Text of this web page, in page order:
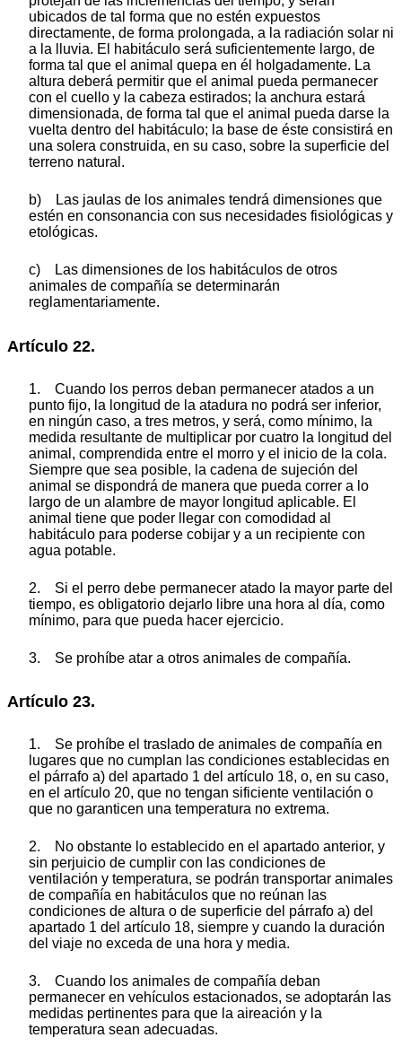
ubicados de tal forma que no estén expuestos
directamente, de forma prolongada, a la radiación solar ni
a la lluvia. El habitáculo será suficientemente largo, de
forma tal que el animal quepa en él holgadamente. La
altura deberá permitir que el animal pueda permanecer
con el cuello y la cabeza estirados; la anchura estará
dimensionada, de forma tal que el animal pueda darse la
vuelta dentro del habitáculo; la base de éste consistirá en
una solera construida, en su caso, sobre la superficie del
terreno natural.
b) Las jaulas de los animales tendrá dimensiones que
estén en consonancia con sus necesidades fisiológicas y
etológicas.
c) Las dimensiones de los habitáculos de otros
animales de compañía se determinarán
reglamentariamente.
Artículo 22.
1. Cuando los perros deban permanecer atados a un
punto fijo, la longitud de la atadura no podrá ser inferior,
en ningún caso, a tres metros, y será, como mínimo, la
medida resultante de multiplicar por cuatro la longitud del
animal, comprendida entre el morro y el inicio de la cola.
Siempre que sea posible, la cadena de sujeción del
animal se dispondrá de manera que pueda correr a lo
largo de un alambre de mayor longitud aplicable. El
animal tiene que poder llegar con comodidad al
habitáculo para poderse cobijar y a un recipiente con
agua potable.
2. Si el perro debe permanecer atado la mayor parte del
tiempo, es obligatorio dejarlo libre una hora al día, como
mínimo, para que pueda hacer ejercicio.
3. Se prohíbe atar a otros animales de compañía.
Artículo 23.
1. Se prohíbe el traslado de animales de compañía en
lugares que no cumplan las condiciones establecidas en
el párrafo a) del apartado 1 del artículo 18, o, en su caso,
en el artículo 20, que no tengan sificiente ventilación o
que no garanticen una temperatura no extrema.
2. No obstante lo establecido en el apartado anterior, y
sin perjuicio de cumplir con las condiciones de
ventilación y temperatura, se podrán transportar animales
de compañía en habitáculos que no reúnan las
condiciones de altura o de superficie del párrafo a) del
apartado 1 del artículo 18, siempre y cuando la duración
del viaje no exceda de una hora y media.
3. Cuando los animales de compañía deban
permanecer en vehículos estacionados, se adoptarán las
medidas pertinentes para que la aireación y la
temperatura sean adecuadas.